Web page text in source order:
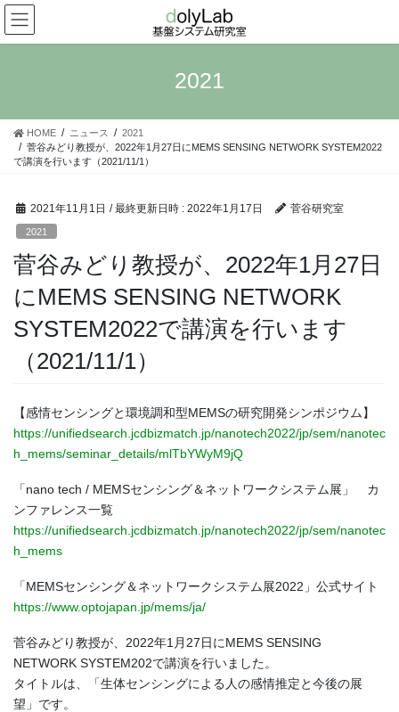
コ
ン
テ
ス
ナ
ビ
ゲ
ン
2021
HOME ニュース
2021
菅谷みどり教授が、2022年1月27日にMEMS SENSING NETWORK SYSTEM2022
で講演を行います（2021/11/1）
2021年11月1日 / 最終更新日時 : 2022年1月17日 菅谷研究室
2021
菅谷みどり教授が、2022年1月27日
にMEMS SENSING NETWORK
SYSTEM2022で講演を行います
（2021/11/1）
【感情センシングと環境調和型MEMSの研究開発シンポジウム】
https://unifiedsearch.jcdbizmatch.jp/nanotech2022/jp/sem/nanotec
h_mems/seminar_details/mlTbYWyM9jQ
「nano tech / MEMSセンシング＆ネットワークシステム展」 カ
ンファレンス一覧
https://unifiedsearch.jcdbizmatch.jp/nanotech2022/jp/sem/nanotec
h_mems
「MEMSセンシング＆ネットワークシステム展2022」公式サイト
https://www.optojapan.jp/mems/ja/
菅谷みどり教授が、2022年1月27日にMEMS SENSING
NETWORK SYSTEM202で講演を行いました。
タイトルは、「生体センシングによる人の感情推定と今後の展
望」です。